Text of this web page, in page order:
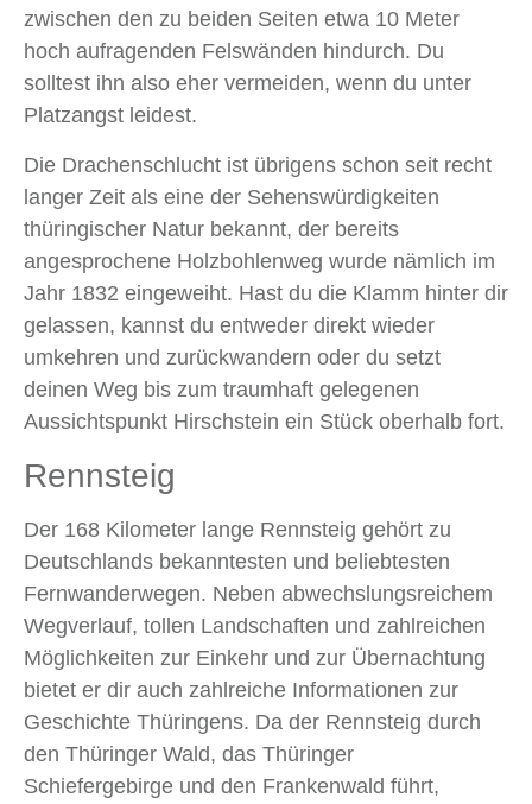
zwischen den zu beiden Seiten etwa 10 Meter
hoch aufragenden Felswänden hindurch. Du
solltest ihn also eher vermeiden, wenn du unter
Platzangst leidest.
Die Drachenschlucht ist übrigens schon seit recht
langer Zeit als eine der Sehenswürdigkeiten
thüringischer Natur bekannt, der bereits
angesprochene Holzbohlenweg wurde nämlich im
Jahr 1832 eingeweiht. Hast du die Klamm hinter dir
gelassen, kannst du entweder direkt wieder
umkehren und zurückwandern oder du setzt
deinen Weg bis zum traumhaft gelegenen
Aussichtspunkt Hirschstein ein Stück oberhalb fort.
Rennsteig
Der 168 Kilometer lange Rennsteig gehört zu
Deutschlands bekanntesten und beliebtesten
Fernwanderwegen. Neben abwechslungsreichem
Wegverlauf, tollen Landschaften und zahlreichen
Möglichkeiten zur Einkehr und zur Übernachtung
bietet er dir auch zahlreiche Informationen zur
Geschichte Thüringens. Da der Rennsteig durch
den Thüringer Wald, das Thüringer
Schiefergebirge und den Frankenwald führt,